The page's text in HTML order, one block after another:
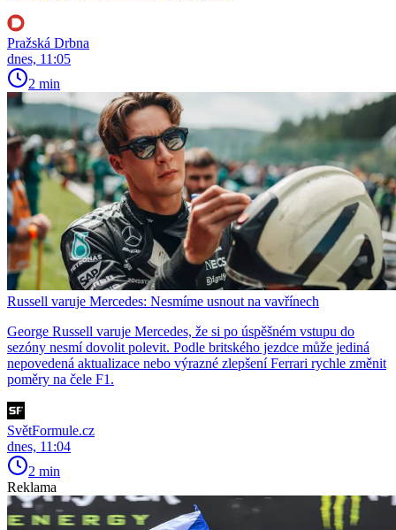
Pražská Drbna
dnes, 11:05
2 min
Russell varuje Mercedes: Nesmíme usnout na vavřínech
George Russell varuje Mercedes, že si po úspěšném vstupu do
sezóny nesmí dovolit polevit. Podle britského jezdce může jediná
nepovedená aktualizace nebo výrazné zlepšení Ferrari rychle změnit
poměry na čele F1.
SvětFormule.cz
dnes, 11:04
2 min
Reklama